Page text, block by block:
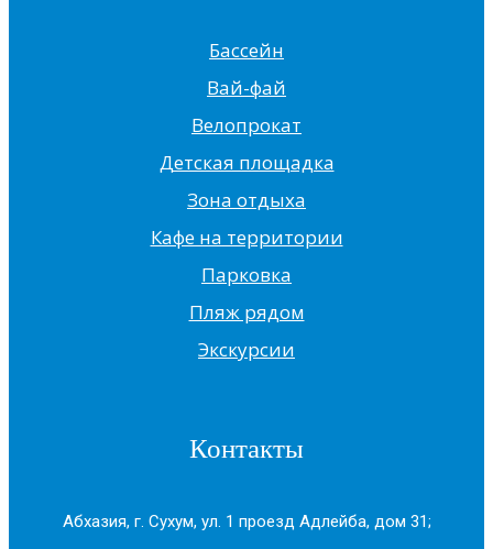
Бассейн
Вай-фай
Велопрокат
Детская площадка
Зона отдыха
Кафе на территории
Парковка
Пляж рядом
Экскурсии
Контакты
Абхазия, г. Сухум, ул. 1 проезд Адлейба, дом 31;